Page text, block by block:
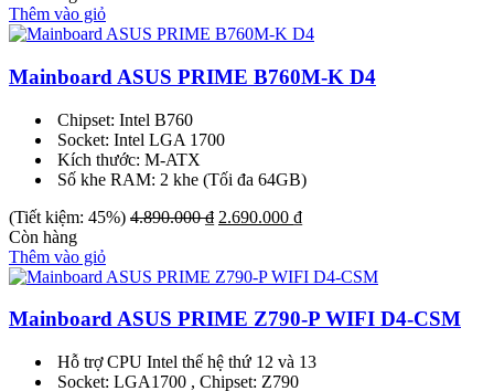
Thêm vào giỏ
Mainboard ASUS PRIME B760M-K D4
Chipset: Intel B760
Socket: Intel LGA 1700
Kích thước: M-ATX
Số khe RAM: 2 khe (Tối đa 64GB)
(Tiết kiệm: 45%) 4.890.000₫ Giá
4.890.000 ₫.
2.690.000 ₫Giá
là:
Còn hàng
Thêm vào giỏ
Mainboard ASUS PRIME Z790-P WIFI D4-CSM
Hỗ trợ CPU Intel thế hệ thứ 12 và 13
Socket: LGA1700 , Chipset: Z790